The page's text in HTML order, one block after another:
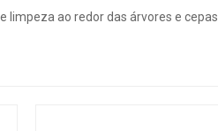
limpeza ao redor das árvores e cepas.